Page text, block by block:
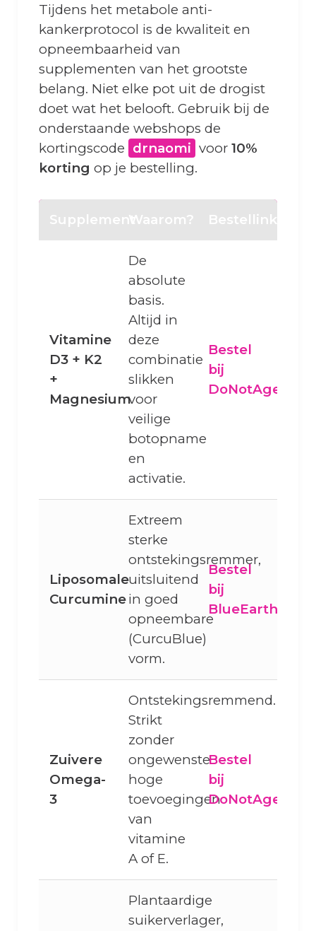
Tijdens het metabole anti-
kankerprotocol is de kwaliteit en
opneembaarheid van
supplementen van het grootste
belang. Niet elke pot uit de drogist
doet wat het belooft. Gebruik bij de
onderstaande webshops de
kortingscode drnaomi voor 10%
korting op je bestelling.
SupplementWaarom? Bestellink
Vitamine
D3 + K2
+
Magnesium
De
absolute
basis.
Altijd in
deze
combinatie
slikken
voor
veilige
botopname
en
activatie.
Bestel
bij
DoNotAge
Liposomale
Curcumine
Extreem
sterke
ontstekingsremmer,
uitsluitend
in goed
opneembare
(CurcuBlue)
vorm.
Bestel
bij
BlueEarth
Zuivere
Omega-
3
Ontstekingsremmend.
Strikt
zonder
ongewenste
hoge
toevoegingen
van
vitamine
A of E.
Bestel
bij
DoNotAge
Plantaardige
suikerverlager,